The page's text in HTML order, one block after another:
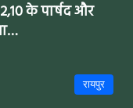
के पार्षद और
रायपुर